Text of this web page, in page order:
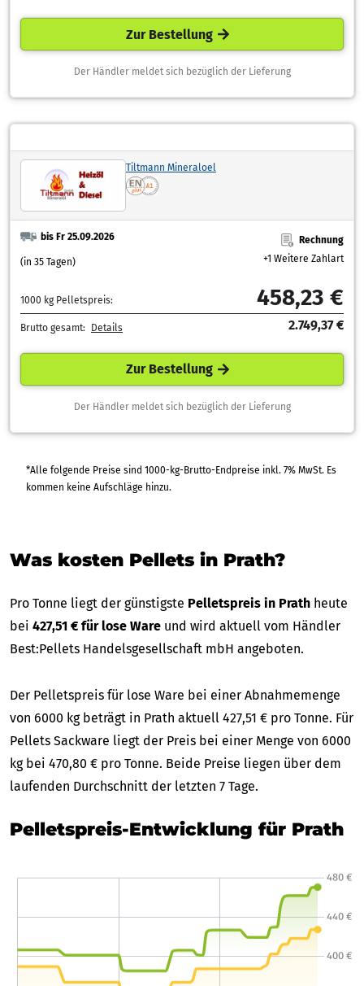
Zur Bestellung
Der Händler meldet sich bezüglich der Lieferung
Tiltmann Mineraloel
bis Fr 25.09.2026
(in 35 Tagen)
Rechnung
+1 Weitere Zahlart
1000 kg Pelletspreis: 458,23 €
Brutto gesamt: Details 2.749,37 €
Zur Bestellung
Der Händler meldet sich bezüglich der Lieferung
*Alle folgende Preise sind 1000-kg-Brutto-Endpreise inkl. 7% MwSt. Es
kommen keine Aufschläge hinzu.
Was kosten Pellets in Prath?
Pro Tonne liegt der günstigste Pelletspreis in Prath heute
bei 427,51 € für lose Ware und wird aktuell vom Händler
Best:Pellets Handelsgesellschaft mbH angeboten.
Der Pelletspreis für lose Ware bei einer Abnahmemenge
von 6000 kg beträgt in Prath aktuell 427,51 € pro Tonne. Für
Pellets Sackware liegt der Preis bei einer Menge von 6000
kg bei 470,80 € pro Tonne. Beide Preise liegen über dem
laufenden Durchschnitt der letzten 7 Tage.
Pelletspreis-Entwicklung für Prath